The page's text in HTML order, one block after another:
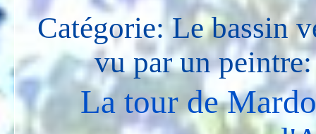
Catégorie: Le bassin
vu par un
La tour de